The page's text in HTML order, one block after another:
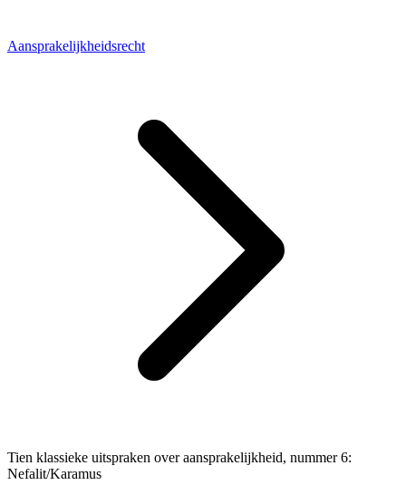
Aansprakelijkheidsrecht
Tien klassieke uitspraken over aansprakelijkheid, nummer 6:
Nefalit/Karamus